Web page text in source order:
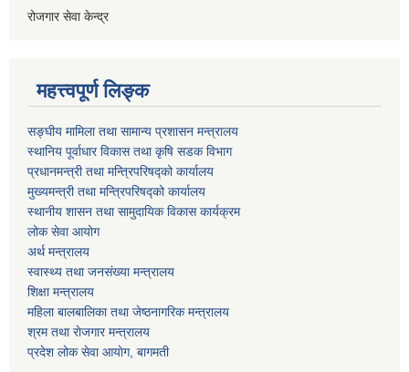
रोजगार सेवा केन्द्र
महत्त्वपूर्ण लिङ्क
सङ्घीय मामिला तथा सामान्य प्रशासन मन्त्रालय
स्थानिय पूर्वाधार विकास तथा कृषि सडक विभाग
प्रधानमन्त्री तथा मन्त्रिपरिषद्को कार्यालय
मुख्यमन्त्री तथा मन्त्रिपरिषद्को कार्यालय
स्थानीय शासन तथा सामुदायिक विकास कार्यक्रम
लोक सेवा आयोग
अर्थ मन्त्रालय
स्वास्थ्य तथा जनस‌ंख्या मन्त्रालय
शिक्षा मन्त्रालय
महिला बालबालिका तथा जेष्ठनागरिक मन्त्रालय
श्रम तथा राेजगार मन्त्रालय
प्रदेश लोक सेवा आयाेग, बागमती